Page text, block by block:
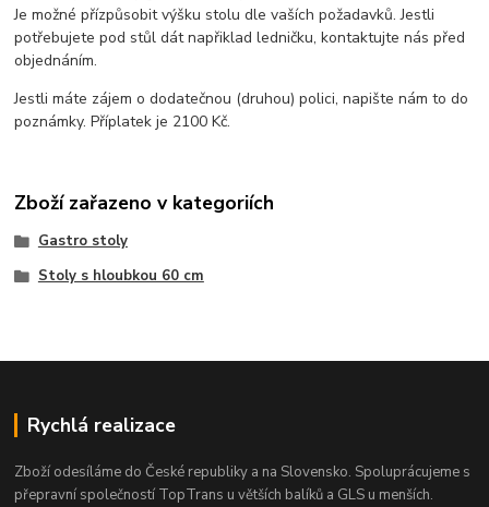
Je možné přízpůsobit výšku stolu dle vaších požadavků. Jestli
potřebujete pod stůl dát napřiklad ledničku, kontaktujte nás před
objednáním.
Jestli máte zájem o dodatečnou (druhou) polici, napište nám to do
poznámky. Příplatek je 2100 Kč.
Zboží zařazeno v kategoriích
Gastro stoly
Stoly s hloubkou 60 cm
Rychlá realizace
Zboží odesíláme do České republiky a na Slovensko. Spoluprácujeme s
přepravní společností TopTrans u větších balíků a GLS u menších.